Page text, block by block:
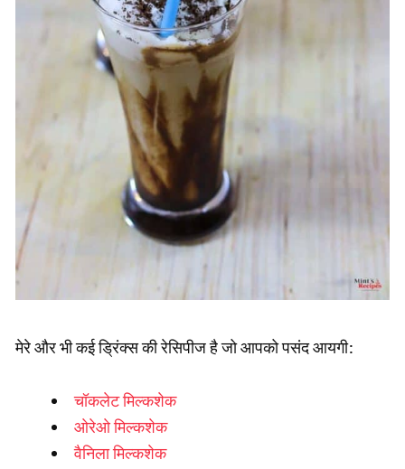
मेरे और भी कई ड्रिंक्स की रेसिपीज है जो आपको पसंद आयगी:
चॉकलेट मिल्कशेक
ओरेओ मिल्कशेक
वैनिला मिल्कशेक